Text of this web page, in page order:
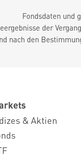
Fondsdaten und
der
nach den
& Aktien